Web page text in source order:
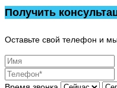
Получить
Оставьте свой телефон и